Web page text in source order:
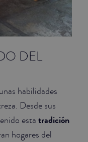
DEL
habilidades
Desde sus
esta tradición
hogares del